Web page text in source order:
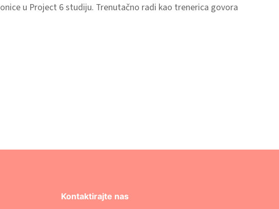
u Project 6 studiju. Trenutačno radi kao trenerica govora
Kontaktirajte nas